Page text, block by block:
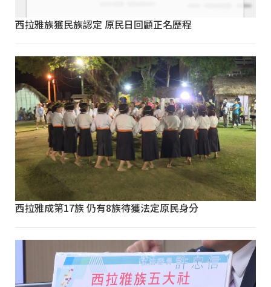
西拉雅族獲民族認定 原民日回顧正名歷程
西拉雅成第17族 仍有8族待獲法定原民身分